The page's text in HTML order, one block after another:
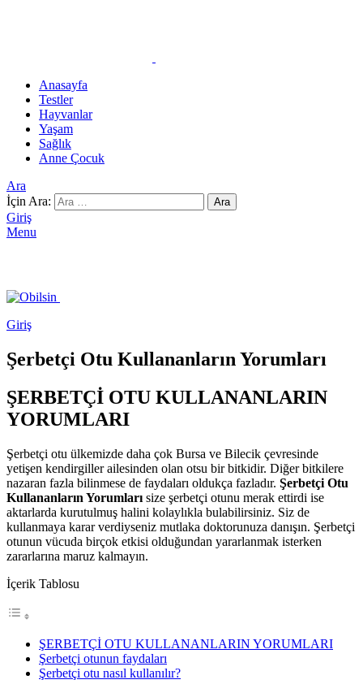
Anasayfa
Testler
Hayvanlar
Yaşam
Sağlık
Anne Çocuk
Ara
İçin Ara:
Ara
Giriş
Menu
Giriş
Şerbetçi Otu Kullananların Yorumları
ŞERBETÇİ OTU KULLANANLARIN
YORUMLARI
Şerbetçi otu ülkemizde daha çok Bursa ve Bilecik çevresinde
yetişen kendirgiller ailesinden olan otsu bir bitkidir. Diğer bitkilere
nazaran fazla bilinmese de faydaları oldukça fazladır. Şerbetçi Otu
Kullananların Yorumları size şerbetçi otunu merak ettirdi ise
aktarlarda kurutulmuş halini kolaylıkla bulabilirsiniz. Siz de
kullanmaya karar verdiyseniz mutlaka doktorunuza danışın. Şerbetçi
otunun vücuda birçok etkisi olduğundan yararlanmak isterken
zararlarına maruz kalmayın.
İçerik Tablosu
ŞERBETÇİ OTU KULLANANLARIN YORUMLARI
Şerbetçi otunun faydaları
Şerbetçi otu nasıl kullanılır?